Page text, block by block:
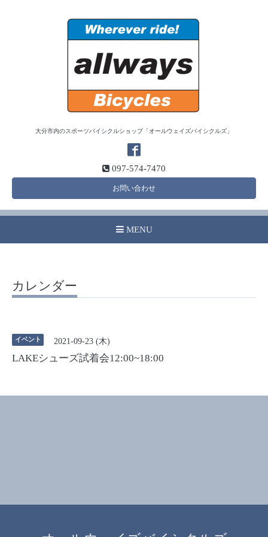
大分市内のスポーツバイシクルショップ「オールウェイズバイシクルズ」
097-574-7470
お問い合わせ
MENU
カレンダー
イベント 2021-09-23 (木)
LAKEシューズ試着会12:00~18:00